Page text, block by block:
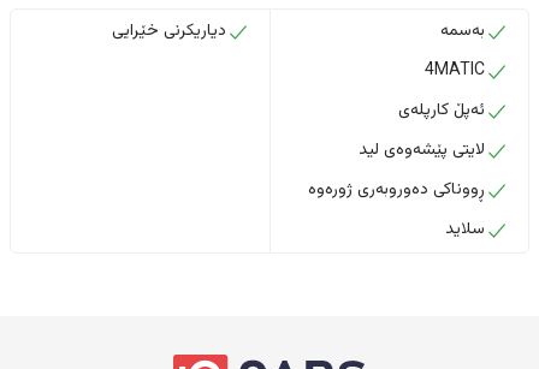
بەسمە
4MATIC
ئەپڵ کارپلەی
لایتی پێشەوەی لید
ڕووناکی دەوروبەری ژورەوە
سلاید
دیاریکرنی خێرایی